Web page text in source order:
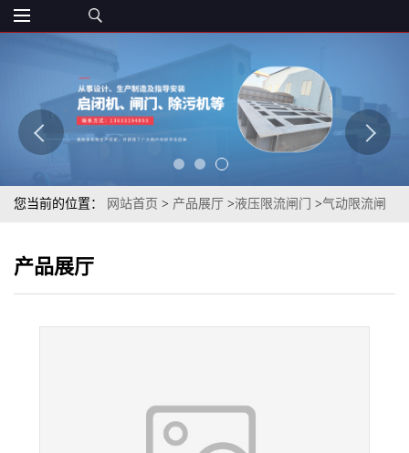
您当前的位置： 网站首页 > 产品展厅 >液压限流闸门 >气动限流闸
产品展厅